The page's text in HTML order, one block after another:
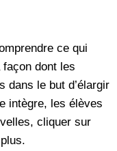
ce qui
dont les
dans le but d’élargir
intègre, les élèves
cliquer sur